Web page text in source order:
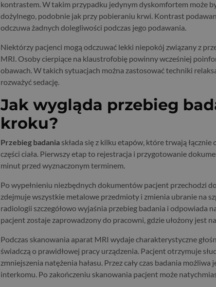
kontrastem. W takim przypadku jedynym dyskomfortem może
dożylnego, podobnie jak przy pobieraniu krwi. Kontrast
odczuwa żadnych dolegliwości podczas jego podawania.
Niektórzy pacjenci mogą odczuwać lekki niepokój związany z
MRI. Osoby cierpiące na klaustrofobię powinny wcześniej
obawach. W takich sytuacjach można zastosować techniki
rozważyć sedację.
Jak wygląda przebieg
kroku?
Przebieg badania składa się z kilku etapów, które trwają
części ciała. Pierwszy etap to rejestracja i przygotowanie
minut przed wyznaczonym terminem.
Po wypełnieniu niezbędnych dokumentów pacjent przechodzi
zdejmuje wszystkie metalowe przedmioty i zmienia ubranie na
radiologii szczegółowo wyjaśnia przebieg badania i odpowiada
pacjent zostaje zaprowadzony do pracowni, gdzie ułożony jest
Podczas skanowania aparat MRI wydaje charakterystyczne
świadczą o prawidłowej pracy urządzenia. Pacjent otrzymuje
zmniejszenia natężenia hałasu. Przez cały czas badania
interkomu. Po zakończeniu skanowania pacjent może